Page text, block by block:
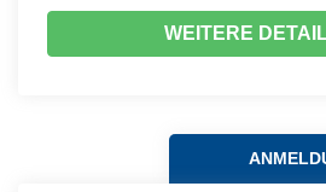
WEITERE